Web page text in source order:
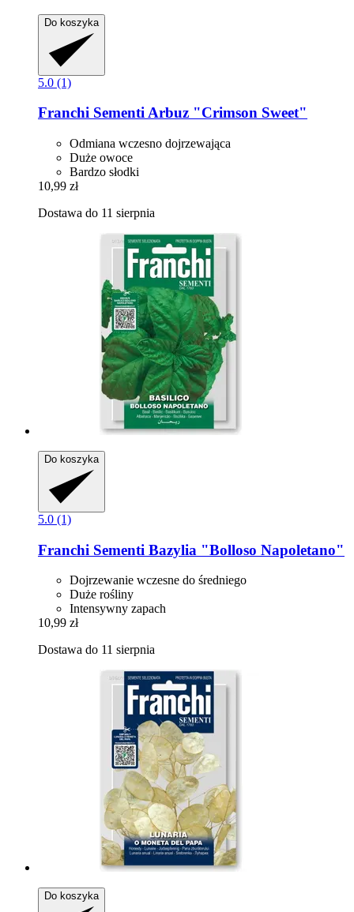
Do koszyka
5.0 (1)
Franchi SementiArbuz "Crimson Sweet"
Odmiana wczesno dojrzewająca
Duże owoce
Bardzo słodki
10,99 zł
Dostawa do 11 sierpnia
Do koszyka
5.0 (1)
Franchi Sementi Bazylia "Bolloso Napoletano"
Dojrzewanie wczesne do średniego
Duże rośliny
Intensywny zapach
10,99 zł
Dostawa do 11 sierpnia
Do koszyka